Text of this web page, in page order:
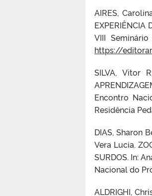
AIRES,
EXPERIÊNCIA
VIII
https://
SILVA, Vitor
Encontro
Residência
DIAS, Sharon
Vera Lucia.
SURDOS. In:
Nacional do
ALDRIGHI,